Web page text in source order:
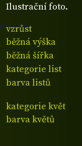
Ilustrační foto.
vzrůst
běžná výška
běžná šířka
kategorie list
barva listů
kategorie květ
barva květů